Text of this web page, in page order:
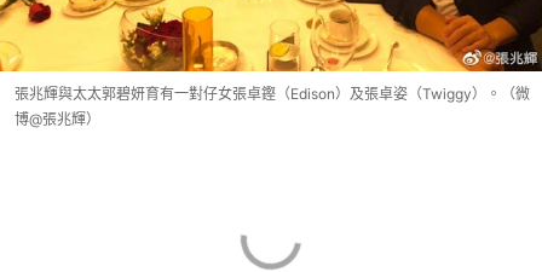
張兆輝與太太郭碧妍育有一對仔女張卓鏗（Edison）及張卓姿（Twiggy）。（微
博@張兆輝）